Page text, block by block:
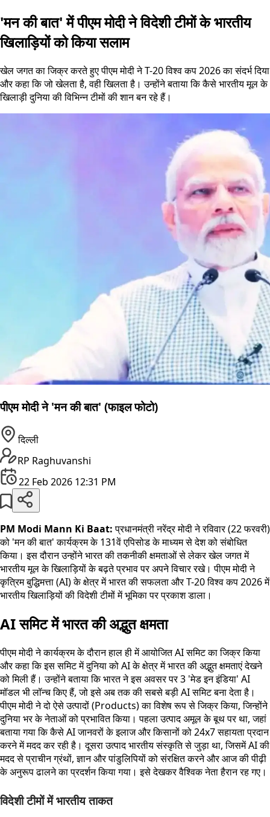
'मन की बात' में पीएम मोदी ने विदेशी टीमों के भारतीय
खिलाड़ियों को किया सलाम
खेल जगत का जिक्र करते हुए पीएम मोदी ने T-20 विश्व कप 2026 का संदर्भ दिया
और कहा कि जो खेलता है, वही खिलता है। उन्होंने बताया कि कैसे भारतीय मूल के
खिलाड़ी दुनिया की विभिन्न टीमों की शान बन रहे हैं।
पीएम मोदी ने 'मन की बात' (फाइल फोटो)
दिल्ली
RP Raghuvanshi
22 Feb 2026 12:31 PM
PM Modi Mann Ki Baat:प्रधानमंत्री नरेंद्र मोदी ने रविवार (22 फरवरी)
को 'मन की बात' कार्यक्रम के 131वें एपिसोड के माध्यम से देश को संबोधित
किया। इस दौरान उन्होंने भारत की तकनीकी क्षमताओं से लेकर खेल जगत में
भारतीय मूल के खिलाड़ियों के बढ़ते प्रभाव पर अपने विचार रखे। पीएम मोदी ने
कृत्रिम बुद्धिमत्ता (AI) के क्षेत्र में भारत की सफलता और T-20 विश्व कप 2026 में
भारतीय खिलाड़ियों की विदेशी टीमों में भूमिका पर प्रकाश डाला।
AI समिट में भारत की अद्भुत क्षमता
पीएम मोदी ने कार्यक्रम के दौरान हाल ही में आयोजित AI समिट का जिक्र किया
और कहा कि इस समिट में दुनिया को AI के क्षेत्र में भारत की अद्भुत क्षमताएं देखने
को मिली हैं। उन्होंने बताया कि भारत ने इस अवसर पर 3 'मेड इन इंडिया' AI
मॉडल भी लॉन्च किए हैं, जो इसे अब तक की सबसे बड़ी AI समिट बना देता है।
पीएम मोदी ने दो ऐसे उत्पादों (Products) का विशेष रूप से जिक्र किया, जिन्होंने
दुनिया भर के नेताओं को प्रभावित किया। पहला उत्पाद अमूल के बूथ पर था, जहां
बताया गया कि कैसे AI जानवरों के इलाज और किसानों को 24x7 सहायता प्रदान
करने में मदद कर रही है। दूसरा उत्पाद भारतीय संस्कृति से जुड़ा था, जिसमें AI की
मदद से प्राचीन ग्रंथों, ज्ञान और पांडुलिपियों को संरक्षित करने और आज की पीढ़ी
के अनुरूप ढालने का प्रदर्शन किया गया। इसे देखकर वैश्विक नेता हैरान रह गए।
विदेशी टीमों में भारतीय ताकत